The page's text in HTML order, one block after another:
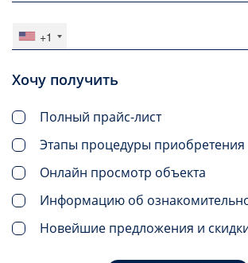
+1
Хочу получить
Полный прайс-лист
Этапы процедуры
Онлайн просмотр объекта
Информацию об
Новейшие предложения и